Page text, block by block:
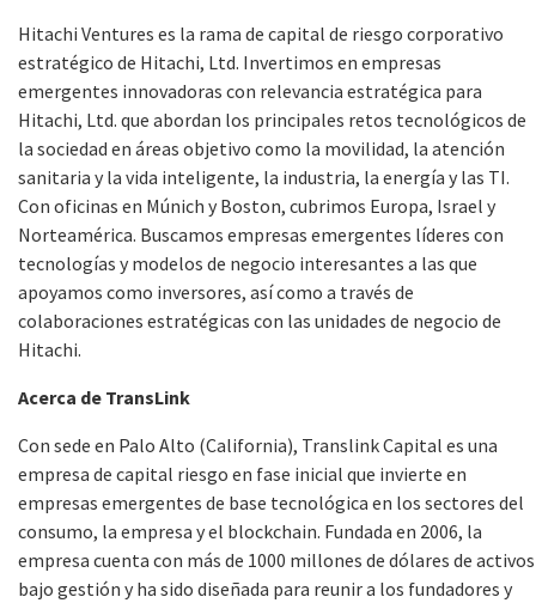
Hitachi Ventures es la rama de capital de riesgo corporativo
estratégico de Hitachi, Ltd. Invertimos en empresas
emergentes innovadoras con relevancia estratégica para
Hitachi, Ltd. que abordan los principales retos tecnológicos de
la sociedad en áreas objetivo como la movilidad, la atención
sanitaria y la vida inteligente, la industria, la energía y las TI.
Con oficinas en Múnich y Boston, cubrimos Europa, Israel y
Norteamérica. Buscamos empresas emergentes líderes con
tecnologías y modelos de negocio interesantes a las que
apoyamos como inversores, así como a través de
colaboraciones estratégicas con las unidades de negocio de
Hitachi.
Acerca de TransLink
Con sede en Palo Alto (California), Translink Capital es una
empresa de capital riesgo en fase inicial que invierte en
empresas emergentes de base tecnológica en los sectores del
consumo, la empresa y el blockchain. Fundada en 2006, la
empresa cuenta con más de 1000 millones de dólares de activos
bajo gestión y ha sido diseñada para reunir a los fundadores y